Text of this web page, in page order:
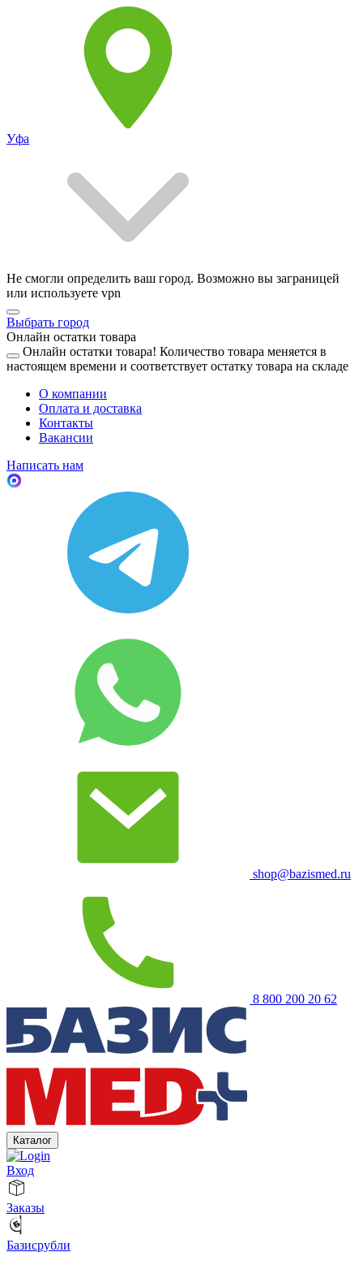
Уфа
Не смогли определить ваш город. Возможно вы заграницей
или используете vpn
Выбрать город
Онлайн остатки товара
Онлайн остатки товара! Количество товара меняется в
настоящем времени и соответствует остатку товара на складе
О компании
Оплата и доставка
Контакты
Вакансии
Написать нам
shop@bazismed.ru
8 800 200 20 62
Каталог
Вход
Заказы
Базисрубли